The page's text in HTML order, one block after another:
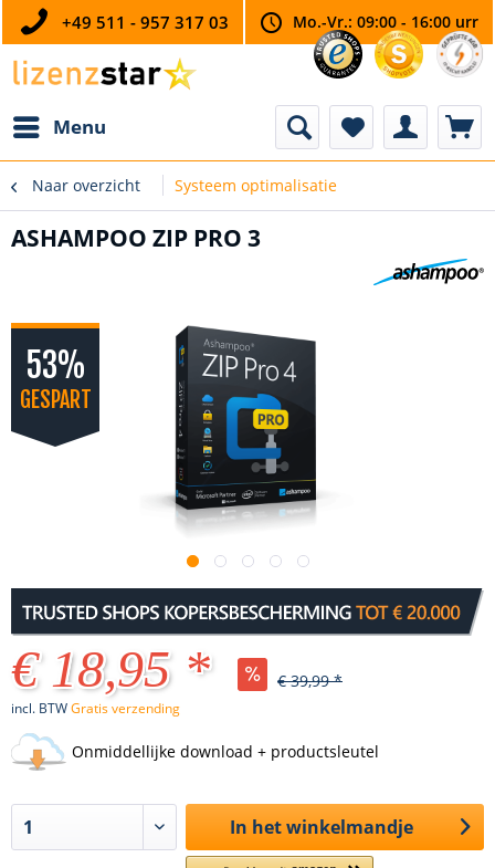
+49 511 - 957 317 03 Mo.-Vr.: 09:00 - 16:00 urr
Menu
Naar overzicht Systeem optimalisatie
ASHAMPOO ZIP PRO 3
53%
GESPART
€ 18,95 * € 39,99 *
incl. BTWGratis verzending
Onmiddellijke download + productsleutel
In het winkelmandje